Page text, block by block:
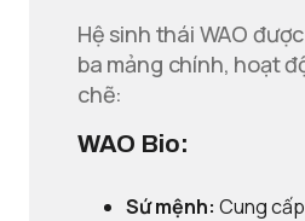
Hệ sinh thái WAO
ba mảng chính, hoạt
chẽ:
WAO Bio:
Sứ mệnh: Cung